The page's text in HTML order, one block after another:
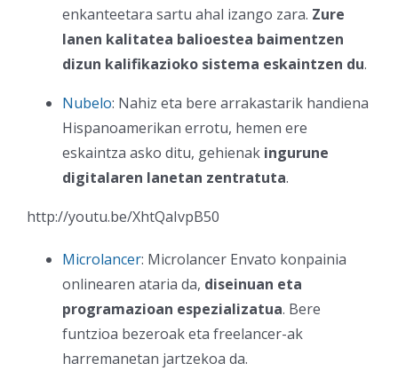
enkanteetara sartu ahal izango zara. Zure
lanen kalitatea balioestea baimentzen
dizun kalifikazioko sistema eskaintzen du.
Nubelo: Nahiz eta bere arrakastarik handiena
Hispanoamerikan errotu, hemen ere
eskaintza asko ditu, gehienak ingurune
digitalaren lanetan zentratuta.
http://youtu.be/XhtQaIvpB50
Microlancer: Microlancer Envato konpainia
onlinearen ataria da, diseinuan eta
programazioan espezializatua. Bere
funtzioa bezeroak eta freelancer-ak
harremanetan jartzekoa da.